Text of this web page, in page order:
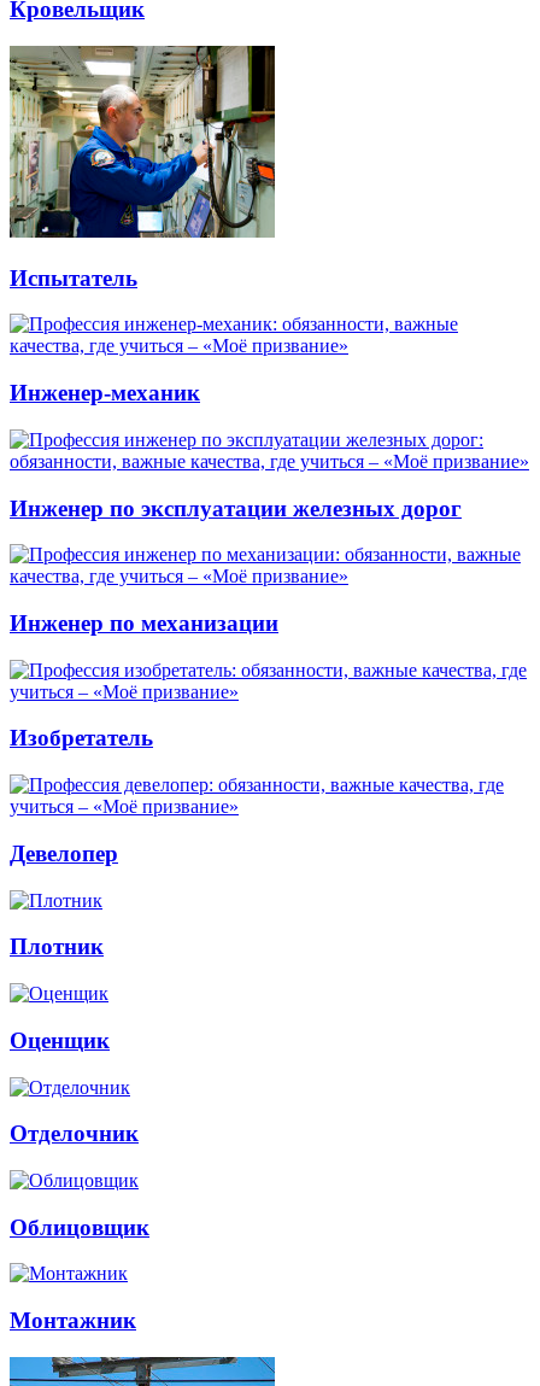
Кровельщик
Испытатель
Инженер-механик
Инженер по эксплуатации железных дорог
Инженер по механизации
Изобретатель
Девелопер
Плотник
Оценщик
Отделочник
Облицовщик
Монтажник